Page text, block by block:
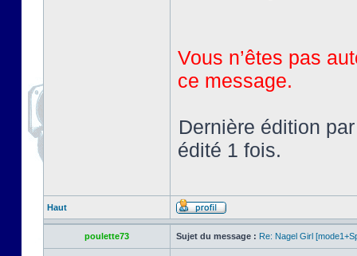
Vous n’êtes pas
ce message.
Dernière édition
édité 1 fois.
Haut
poulette73 Sujet du message : Re: Nagel Girl